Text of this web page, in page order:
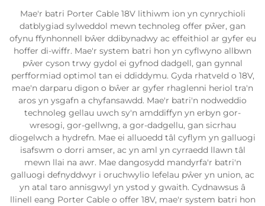
Mae'r batri Porter Cable 18V lithiwm ion yn cynrychioli
datblygiad sylweddol mewn technoleg offer pŵer, gan
ofynu ffynhonnell bŵer ddibynadwy ac effeithiol ar gyfer eu
hoffer di-wiffr. Mae'r system batri hon yn cyflwyno allbwn
pŵer cyson trwy gydol ei gyfnod dadgell, gan gynnal
perfformiad optimol tan ei ddiddymu. Gyda rhatveld o 18V,
mae'n darparu digon o bŵer ar gyfer rhaglenni heriol tra'n
aros yn ysgafn a chyfansawdd. Mae'r batri'n nodweddio
technoleg gellau uwch sy'n amddiffyn yn erbyn gor-
wresogi, gor-gellwng, a gor-dadgellu, gan sicrhau
diogelwch a hydrefn. Mae ei alluoedd tâl cyflym yn galluogi
isafswm o dorri amser, ac yn aml yn cyrraedd llawn tâl
mewn llai na awr. Mae dangosydd mandyrfa'r batri'n
galluogi defnyddwyr i oruchwylio lefelau pŵer yn union, ac
yn atal taro annisgwyl yn ystod y gwaith. Cydnawsus â
llinell eang Porter Cable o offer 18V, mae'r system batri hon